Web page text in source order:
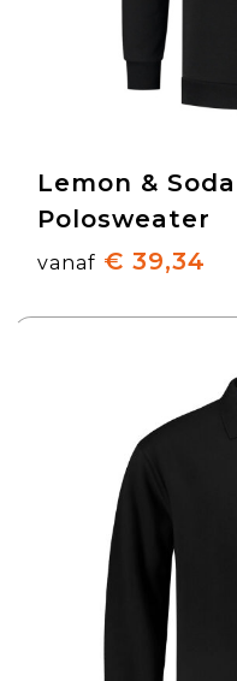
Lemon &
Polosweater
vanaf € 39,34